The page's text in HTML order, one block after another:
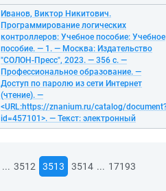
Иванов, Виктор Никитович.
Программирование логических
контроллеров: Учебное пособие: Учебное
пособие. — 1. — Москва: Издательство
"СОЛОН-Пресс", 2023. — 356 с. —
Профессиональное образование. —
Доступ по паролю из сети Интернет
(чтение). —
<URL:https://znanium.ru/catalog/
id=457101>. — Текст: электронный
... 3512 3513 3514 ... 17193